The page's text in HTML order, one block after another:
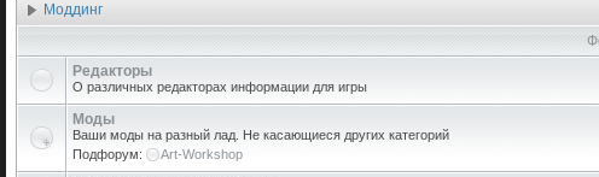
Моддинг
Редакторы
О различных редакторах информации для игры
Моды
Ваши моды на разный лад. Не касающиеся других категорий
Подфорум:
Art-Workshop